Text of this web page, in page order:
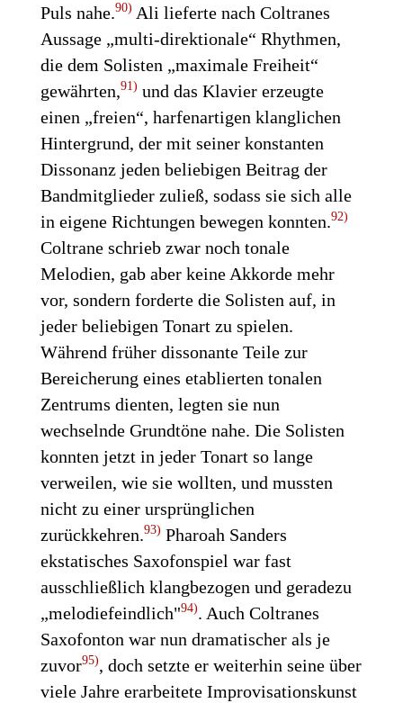
Puls nahe.90) Ali lieferte nach Coltranes
Aussage „multi-direktionale“ Rhythmen,
die dem Solisten „maximale Freiheit“
gewährten,91) und das Klavier erzeugte
einen „freien“, harfenartigen klanglichen
Hintergrund, der mit seiner konstanten
Dissonanz jeden beliebigen Beitrag der
Bandmitglieder zuließ, sodass sie sich alle
in eigene Richtungen bewegen konnten.92)
Coltrane schrieb zwar noch tonale
Melodien, gab aber keine Akkorde mehr
vor, sondern forderte die Solisten auf, in
jeder beliebigen Tonart zu spielen.
Während früher dissonante Teile zur
Bereicherung eines etablierten tonalen
Zentrums dienten, legten sie nun
wechselnde Grundtöne nahe. Die Solisten
konnten jetzt in jeder Tonart so lange
verweilen, wie sie wollten, und mussten
nicht zu einer ursprünglichen
zurückkehren.93) Pharoah Sanders
ekstatisches Saxofonspiel war fast
ausschließlich klangbezogen und geradezu
„melodiefeindlich"94). Auch Coltranes
Saxofonton war nun dramatischer als je
zuvor95), doch setzte er weiterhin seine über
viele Jahre erarbeitete Improvisationskunst